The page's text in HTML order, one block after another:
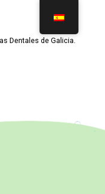
Dentales de Galicia.